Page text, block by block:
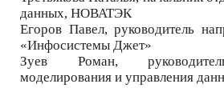
данных, НОВАТЭК
Егоров Павел, руководитель
«Инфосистемы Джет»
Зуев Роман,
моделирования и управления